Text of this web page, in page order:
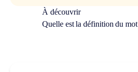
À découvrir
Quelle est la définition du mot